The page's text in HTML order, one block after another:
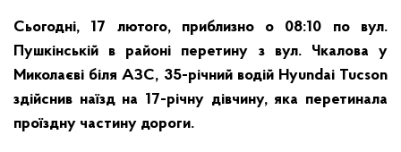
Сьогодні, 17 лютого, приблизно о 08:10 по вул.
Пушкінській в районі перетину з вул. Чкалова у
Миколаєві біля АЗС, 35-річний водій Hyundai Tucson
здійснив наїзд на 17-річну дівчину, яка перетинала
проїздну частину дороги.